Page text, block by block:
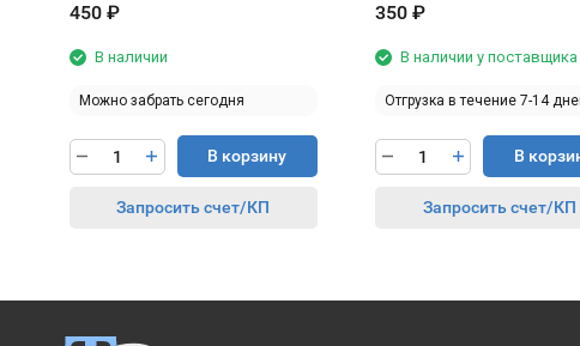
450 ₽
В наличии
Можно забрать сегодня
В корзину
Запросить счет/КП
350 ₽
В наличии у поставщика
Отгрузка в течение 7-14
В
Запросить счет/КП